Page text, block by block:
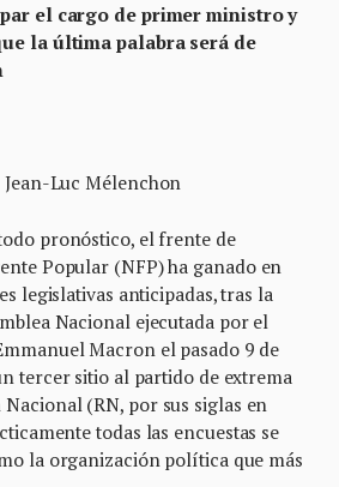
el cargo de primer ministro y
la última palabra será de
Jean-Luc Mélenchon
pronóstico, el frente de
Popular (NFP) ha ganado en
legislativas anticipadas, tras la
Nacional ejecutada por el
Macron el pasado 9 de
tercer sitio al partido de extrema
(RN, por sus siglas en
todas las encuestas se
la organización política que más